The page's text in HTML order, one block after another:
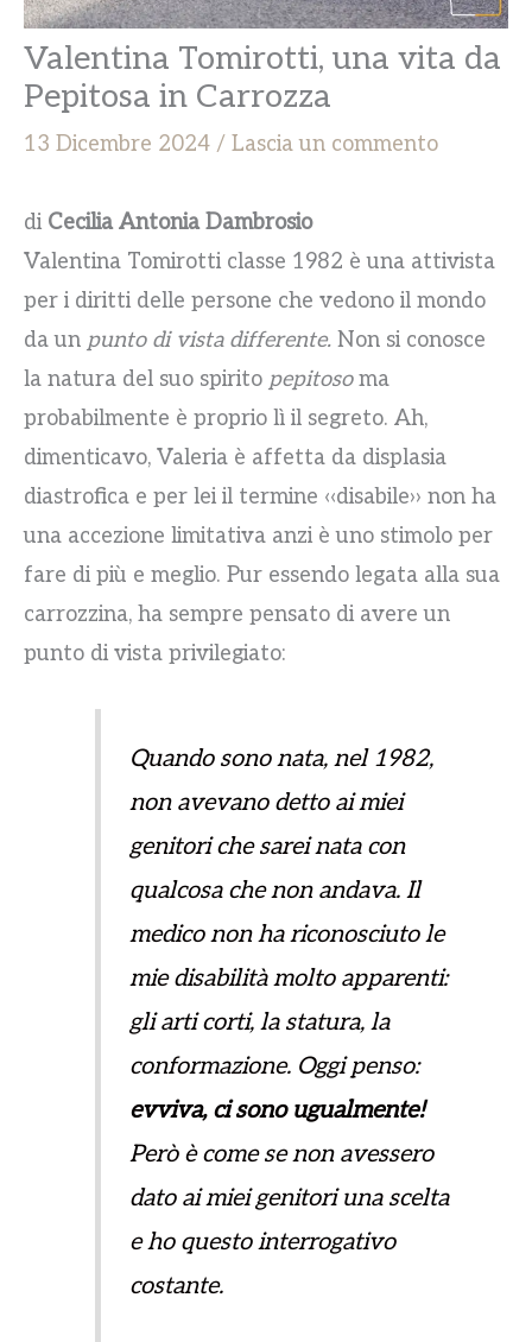
Valentina Tomirotti, una vita da
Pepitosa in Carrozza
13 Dicembre 2024 / Lascia un commento
di Cecilia Antonia Dambrosio
Valentina Tomirotti classe 1982 è una attivista
per i diritti delle persone che vedono il mondo
da un punto di vista differente. Non si conosce
la natura del suo spirito pepitosoma
probabilmente è proprio lì il segreto. Ah,
dimenticavo, Valeria è affetta da displasia
diastrofica e per lei il termine ‹‹disabile›› non ha
una accezione limitativa anzi è uno stimolo per
fare di più e meglio. Pur essendo legata alla sua
carrozzina, ha sempre pensato di avere un
punto di vista privilegiato:
Quando sono nata, nel 1982,
non avevano detto ai miei
genitori che sarei nata con
qualcosa che non andava. Il
medico non ha riconosciuto le
mie disabilità molto apparenti:
gli arti corti, la statura, la
conformazione. Oggi penso:
evviva, ci sono ugualmente!
Però è come se non avessero
dato ai miei genitori una scelta
e ho questo interrogativo
costante.